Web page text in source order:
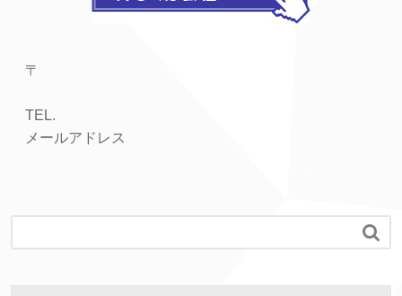
〒
TEL.
メールアドレス
